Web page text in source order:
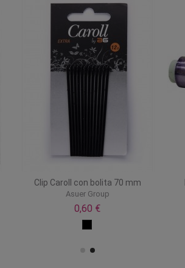
Clip Caroll con bolita 70 mm
Asuer Group
0,60 €